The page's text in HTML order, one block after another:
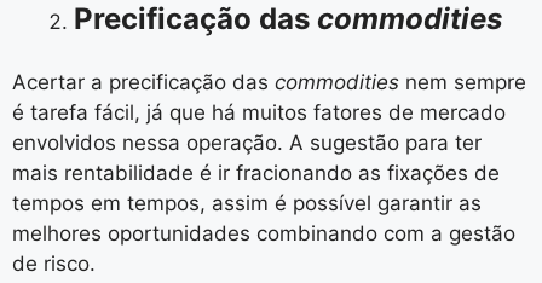
Precificação das commodities
Acertar a precificação das commodities nem sempre
é tarefa fácil, já que há muitos fatores de mercado
envolvidos nessa operação. A sugestão para ter
mais rentabilidade é ir fracionando as fixações de
tempos em tempos, assim é possível garantir as
melhores oportunidades combinando com a gestão
de risco.